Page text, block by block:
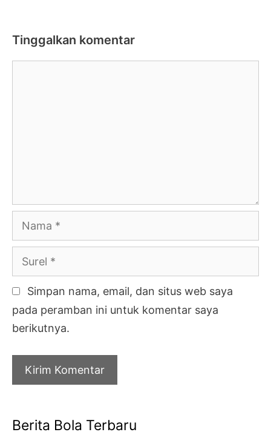
Tinggalkan komentar
Nama
Surel
Simpan nama, email, dan situs web saya
pada peramban ini untuk komentar saya
berikutnya.
Berita Bola Terbaru